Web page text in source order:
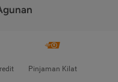
Pinjaman Kilat